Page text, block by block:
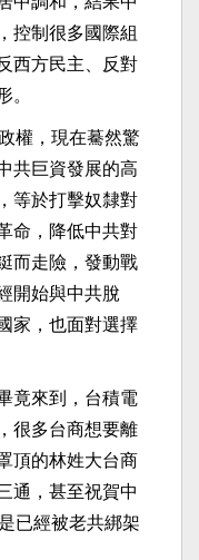
控制很多國際組
西方民主、反對
。
權，現在驀然驚
共巨資發展的高
等於打擊奴隸對
命，降低中共對
而走險，發動戰
開始與中共脫
家，也面對選擇
竟來到，台積電
很多台商想要離
頂的林姓大台商
通，甚至祝賀中
已經被老共綁架